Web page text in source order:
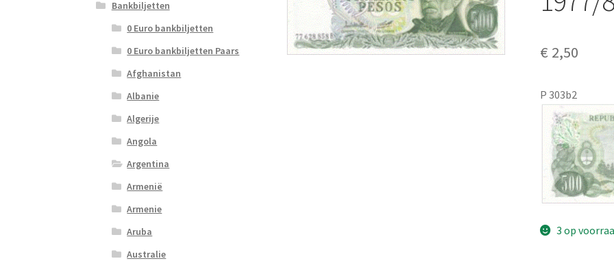
€ 2,50
P 303b2
3 op
Bankbiljetten
0 Euro bankbiljetten
0 Euro bankbiljetten Paars
Afghanistan
Albanie
Algerije
Angola
Argentina
Armenië
Armenie
Aruba
Australie